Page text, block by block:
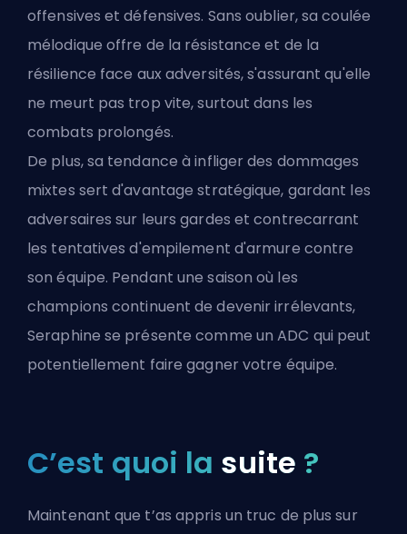
offensives et défensives. Sans oublier, sa coulée
mélodique offre de la résistance et de la
résilience face aux adversités, s'assurant qu'elle
ne meurt pas trop vite, surtout dans les
combats prolongés.
De plus, sa tendance à infliger des dommages
mixtes sert d'avantage stratégique, gardant les
adversaires sur leurs gardes et contrecarrant
les tentatives d'empilement d'armure contre
son équipe. Pendant une saison où les
champions continuent de devenir irrélevants,
Seraphine se présente comme un ADC qui peut
potentiellement faire gagner votre équipe.
C’est quoi la suite ?
Maintenant que t’as appris un truc de plus sur